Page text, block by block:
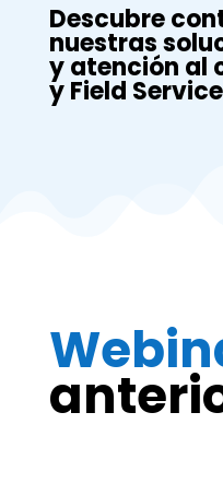
Descubre
nuestras
y atención al
y Field